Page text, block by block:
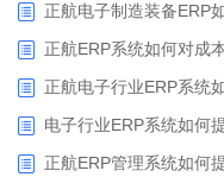
正航电子制造装备ERP
正航ERP系统如何对成
正航电子行业ERP系统
电子行业ERP系统如何
正航ERP管理系统如何